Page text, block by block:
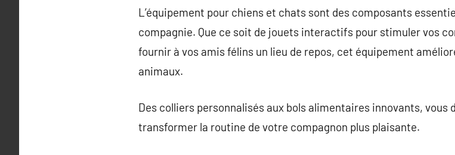
L’équipement pour chiens et chats sont des composants
compagnie. Que ce soit de jouets interactifs pour stimuler vos
fournir à vos amis félins un lieu de repos, cet équipement
animaux.
Des colliers personnalisés aux bols alimentaires innovants, vous
transformer la routine de votre compagnon plus plaisante.